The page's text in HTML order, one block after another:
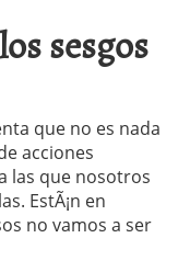
sesgos
que no es nada
acciones
las que nosotros
EstÃ¡n en
no vamos a ser